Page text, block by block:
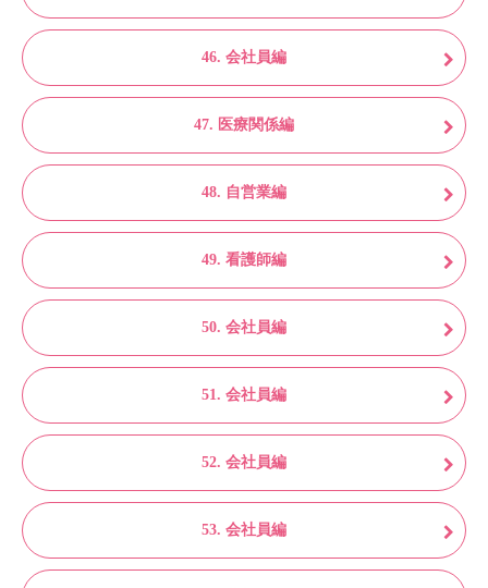
46. 会社員編
47. 医療関係編
48. 自営業編
49. 看護師編
50. 会社員編
51. 会社員編
52. 会社員編
53. 会社員編